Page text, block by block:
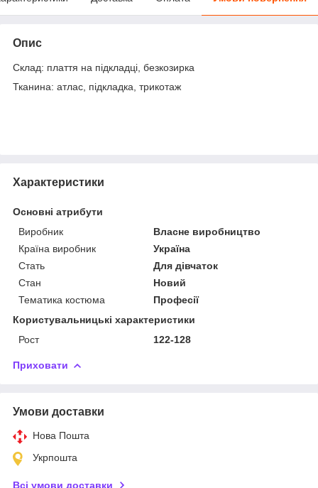
Опис
Склад: плаття на підкладці, безкозирка
Тканина: атлас, підкладка, трикотаж
Характеристики
Основні атрибути
Виробник
Власне виробництво
Країна виробник
Україна
Стать
Для дівчаток
Стан
Новий
Тематика костюма
Професії
Користувальницькі характеристики
Рост
122-128
Приховати
Умови доставки
Нова Пошта
Укрпошта
Всі умови доставки